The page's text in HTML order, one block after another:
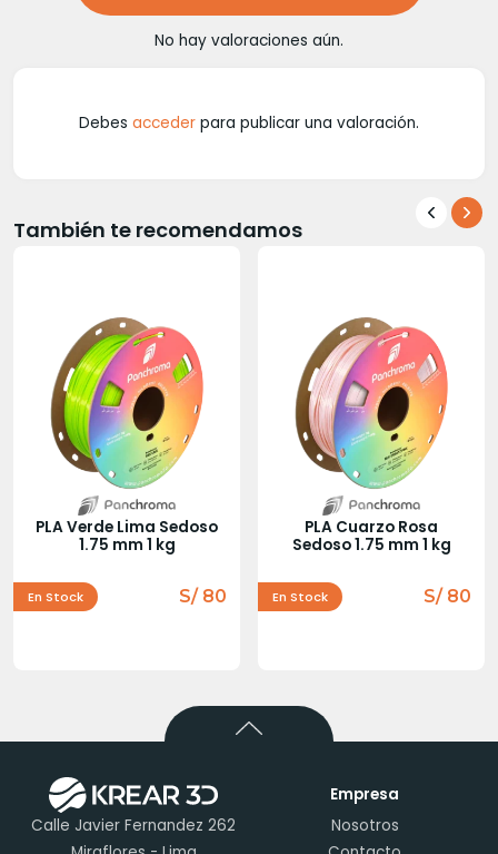
No hay valoraciones aún.
Debes acceder para publicar una valoración.
También te recomendamos
PLA Verde Lima Sedoso
1.75 mm 1 kg
En Stock S/ 80
PLA Cuarzo Rosa
Sedoso 1.75 mm 1 kg
En Stock S/ 80
Calle Javier Fernandez 262
Empresa
Nosotros